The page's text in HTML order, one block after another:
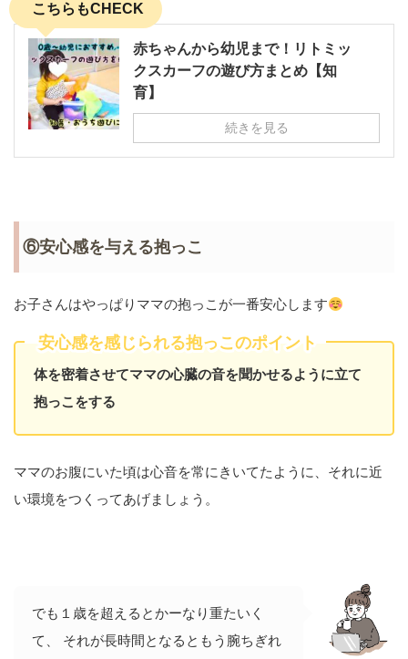
こちらもCHECK
赤ちゃんから幼児まで！リトミッ
クスカーフの遊び方まとめ【知
育】
続きを見る
⑥安心感を与える抱っこ
お子さんはやっぱりママの抱っこが一番安心します
安心感を感じられる抱っこのポイント
体を密着させてママの心臓の音を聞かせるように立て
抱っこをする
ママのお腹にいた頃は心音を常にきいてたように、それに近
い環境をつくってあげましょう。
でも１歳を超えるとかーなり重たいく
て、 それが長時間となるともう腕ちぎれ